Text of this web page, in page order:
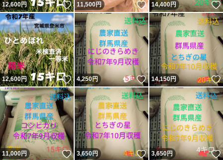
12,600円 いいね！
11,500円 いいね！
14,400円
12,600円 いいね！
4,250円 いいね！
14,150円
11,000円 いいね！
3,650円 いいね！
3,650円